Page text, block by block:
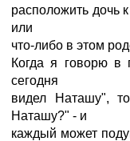
расположить дочь
или
что-либо в этом
Когда я говорю в
сегодня
видел Наташу",
Наташу?" - и
каждый может